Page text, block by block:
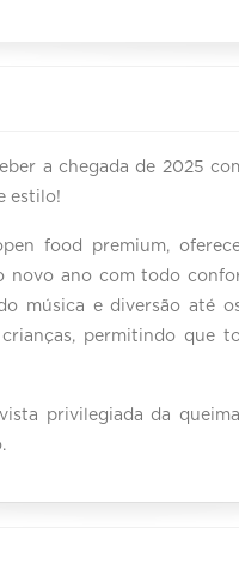
a chegada de 2025
estilo!
food premium,
novo ano com todo
música e diversão até
permitindo que
privilegiada da